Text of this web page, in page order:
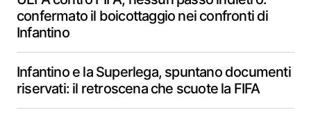
confermato il boicottaggio nei confronti di
Infantino
Infantino e la Superlega, spuntano documenti
riservati: il retroscena che scuote la FIFA